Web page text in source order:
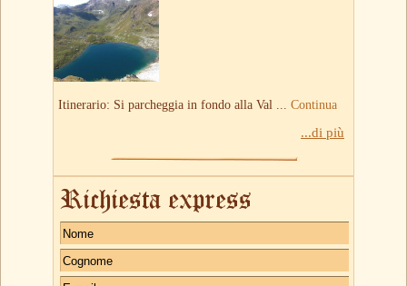
Itinerario: Si parcheggia in fondo alla Val ... Continua
...di più
Richiesta express